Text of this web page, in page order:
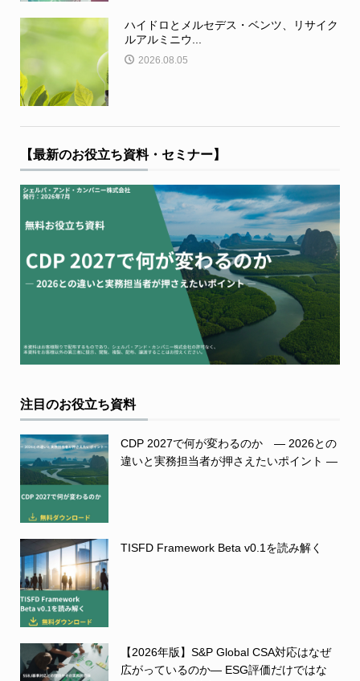
ハイドロとメルセデス・ベンツ、リサイク
ルアルミニウ...
2026.08.05
【最新のお役立ち資料・セミナー】
注目のお役立ち資料
CDP 2027で何が変わるのか ― 2026との
違いと実務担当者が押さえたいポイント ―
TISFD Framework Beta v0.1を読み解く
【2026年版】S&P Global CSA対応はなぜ
広がっているのか― ESG評価だけではな